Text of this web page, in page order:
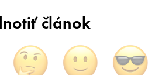
článok